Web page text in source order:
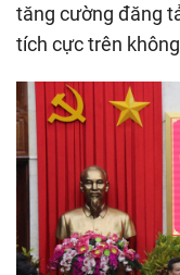
tăng cường đăng
tích cực trên